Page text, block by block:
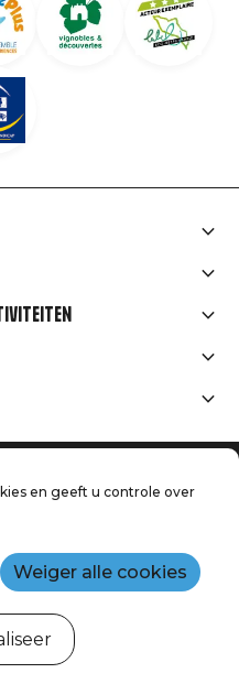
en geeft u controle over
Weiger alle cookies